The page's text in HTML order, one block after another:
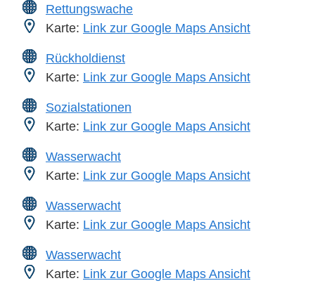
Rettungswache
Karte: Link zur Google Maps Ansicht
Rückholdienst
Karte: Link zur Google Maps Ansicht
Sozialstationen
Karte: Link zur Google Maps Ansicht
Wasserwacht
Karte: Link zur Google Maps Ansicht
Wasserwacht
Karte: Link zur Google Maps Ansicht
Wasserwacht
Karte: Link zur Google Maps Ansicht